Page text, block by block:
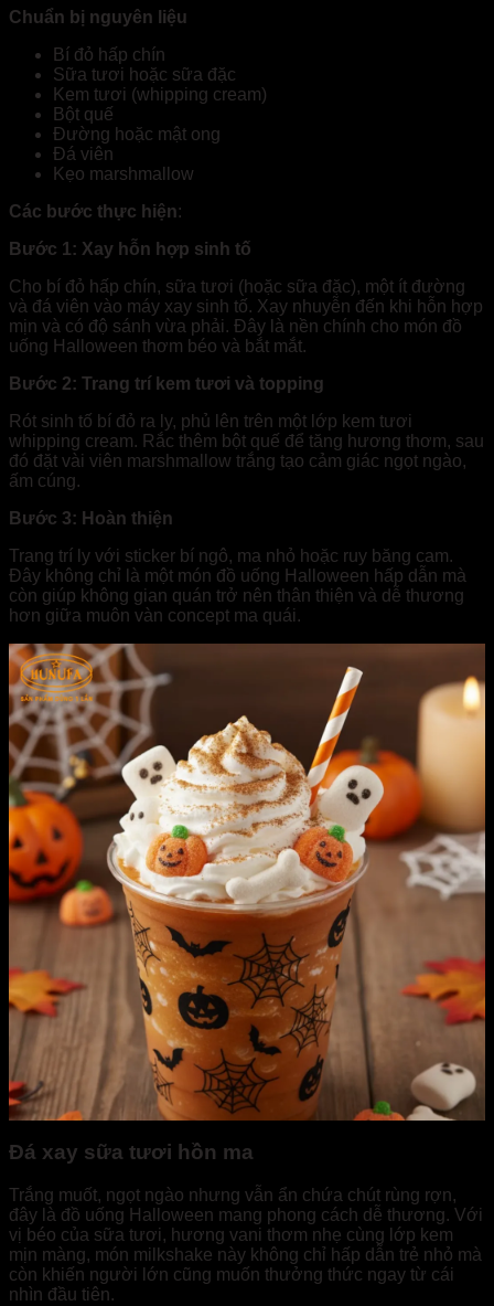
Chuẩn bị nguyên liệu
Bí đỏ hấp chín
Sữa tươi hoặc sữa đặc
Kem tươi (whipping cream)
Bột quế
Đường hoặc mật ong
Đá viên
Kẹo marshmallow
Các bước thực hiện:
Bước 1: Xay hỗn hợp sinh tố
Cho bí đỏ hấp chín, sữa tươi (hoặc sữa đặc), một ít đường
và đá viên vào máy xay sinh tố. Xay nhuyễn đến khi hỗn hợp
mịn và có độ sánh vừa phải. Đây là nền chính cho món đồ
uống Halloween thơm béo và bắt mắt.
Bước 2: Trang trí kem tươi và topping
Rót sinh tố bí đỏ ra ly, phủ lên trên một lớp kem tươi
whipping cream. Rắc thêm bột quế để tăng hương thơm, sau
đó đặt vài viên marshmallow trắng tạo cảm giác ngọt ngào,
ấm cúng.
Bước 3: Hoàn thiện
Trang trí ly với sticker bí ngô, ma nhỏ hoặc ruy băng cam.
Đây không chỉ là một món đồ uống Halloween hấp dẫn mà
còn giúp không gian quán trở nên thân thiện và dễ thương
hơn giữa muôn vàn concept ma quái.
Đá xay sữa tươi hồn ma
Trắng muốt, ngọt ngào nhưng vẫn ẩn chứa chút rùng rợn,
đây là đồ uống Halloween mang phong cách dễ thương. Với
vị béo của sữa tươi, hương vani thơm nhẹ cùng lớp kem
mịn màng, món milkshake này không chỉ hấp dẫn trẻ nhỏ mà
còn khiến người lớn cũng muốn thưởng thức ngay từ cái
nhìn đầu tiên.